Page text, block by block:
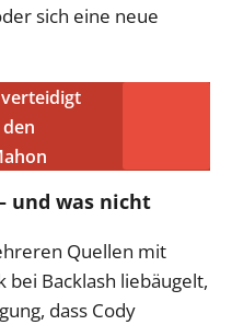
sich eine neue
verteidigt
und was nicht
Quellen mit
Backlash liebäugelt,
dass Cody